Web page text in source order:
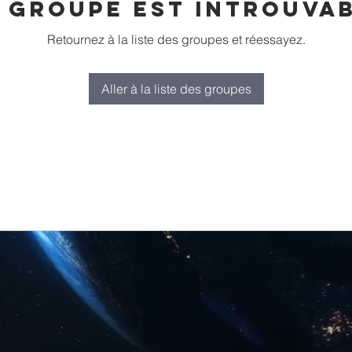
groupe est
Retournez à la liste des groupes et réessayez.
Aller à la liste des groupes